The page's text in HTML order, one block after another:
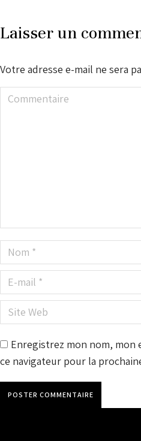
Laisser un
Votre adresse e-mail ne sera
Commentaire
Nom *
E-mail *
Site Web
Enregistrez mon nom, mon
ce navigateur pour la
POSTER COMMENTAIRE